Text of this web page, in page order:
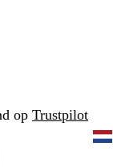
op Trustpilot